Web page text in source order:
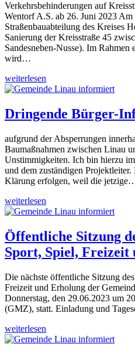
Verkehrsbehinderungen auf
Wentorf A.S. ab 26. Juni 2023
Straßenbauabteilung des Kreises
Sanierung der Kreisstraße 45
Sandesneben-Nusse). Im Rahmen
wird…
weiterlesen
Dringende Bürger-
aufgrund der Absperrungen
Baumaßnahmen zwischen Linau
Unstimmigkeiten. Ich bin hierzu
und dem zuständigen
Klärung erfolgen, weil die
weiterlesen
Öffentliche Sitzung
Sport, Spiel, Freizeit
Die nächste öffentliche Sitzung
Freizeit und Erholung der
Donnerstag, den 29.06.2023 um
(GMZ), statt. Einladung und
weiterlesen